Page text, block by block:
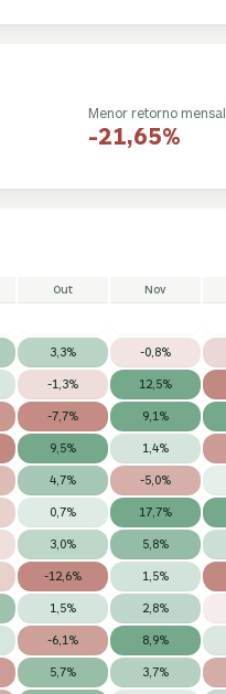
Menor retorno mensal
-21,65%
Out Nov
3,3% -0,8%
-1,3% 12,5%
-7,7% 9,1%
9,5% 1,4%
4,7% -5,0%
0,7% 17,7%
3,0% 5,8%
-12,6% 1,5%
1,5% 2,8%
-6,1% 8,9%
5,7% 3,7%